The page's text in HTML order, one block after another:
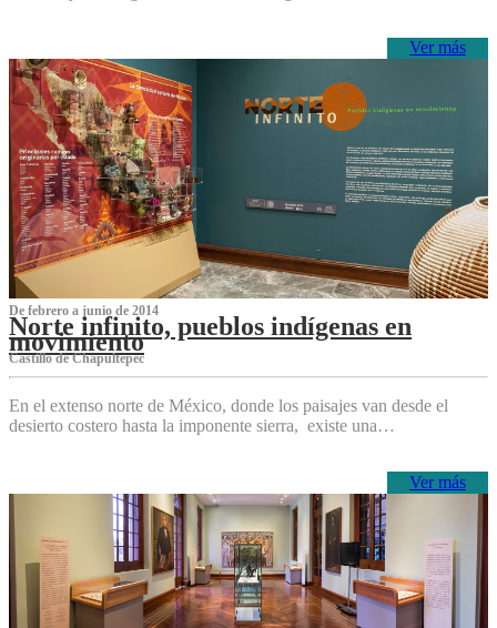
Ver más
De febrero a junio de 2014
Norte infinito, pueblos indígenas en
movimiento
Castillo de Chapultepec
En el extenso norte de México, donde los paisajes van desde el
desierto costero hasta la imponente sierra, existe una…
Ver más